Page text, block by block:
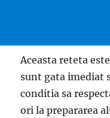
Aceasta reteta
sunt gata imediat
conditia sa
ori la prepararea